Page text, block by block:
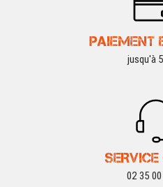
PAIEMENT
jusqu'à
02 35 00